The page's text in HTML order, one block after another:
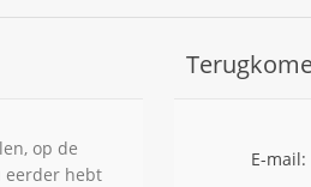
op de
eerder hebt
E-mail: